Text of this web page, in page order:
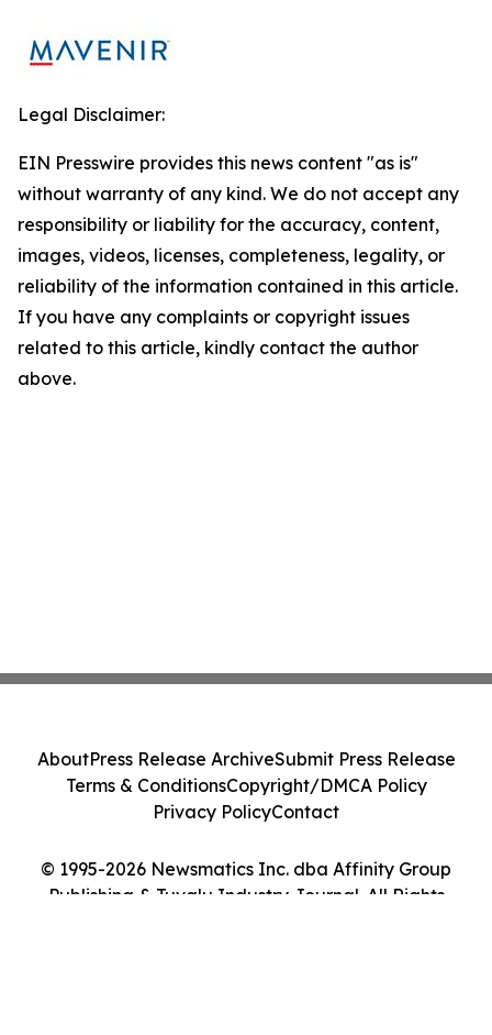
Legal Disclaimer:
EIN Presswire provides this news content "as is"
without warranty of any kind. We do not accept any
responsibility or liability for the accuracy, content,
images, videos, licenses, completeness, legality, or
reliability of the information contained in this article.
If you have any complaints or copyright issues
related to this article, kindly contact the author
above.
© 1995-2026 Newsmatics Inc. dba Affinity Group
Publishing & Tuvalu Industry Journal. All Rights
AboutPress Release ArchiveSubmit Press Release
Terms & ConditionsCopyright/DMCA Policy
Privacy PolicyContact